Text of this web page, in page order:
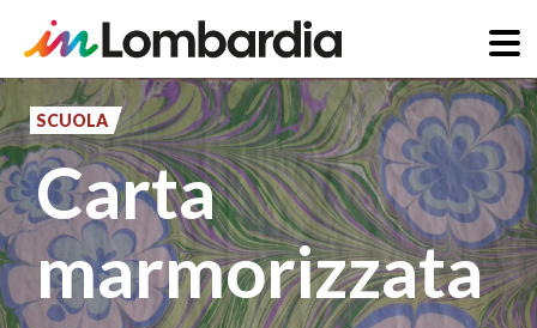
Salta
al
contenuto
principale
SCUOLA
Carta
marmorizzata